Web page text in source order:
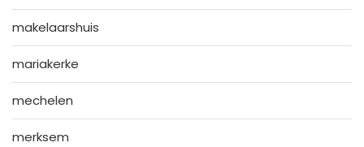
makelaarshuis
mariakerke
mechelen
merksem